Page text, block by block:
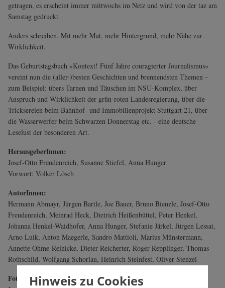
getragen, es erscheint immer mittwochs im Netz und wird von der taz am
Samstag gedruckt.
Anders schreiben. Mit mehr Mut, mehr Hintergrund, mehr Nähe zur
Wirklichkeit.
Das Geburtstagsbuch »Kontext! Fünf Jahre couragierter Journalismus«
vereint nun die (aller-)besten Geschichten und brennendsten Themen –
zum Beispiel: übers Tarnen und Täuschen im NSU-Komplex, über
Anspruch und Wirklichkeit der grün-roten Landesregierung, über die
Tricksereien beim Bahnhof- und Immobilienprojekt Stuttgart 21, über
die Wasserwerfer beim Schwarzen Donnerstag etc. - eine deutsche
Leselust der besonderen Art.
HerausgeberInnen:
Josef-Otto Freudenreich, Susanne Stiefel, Anna Hunger
Vorwort: Volker Lösch
AutorInnen:
Hermann Abmayr, Jürgen Bartle, Joe Bauer, Bruno Bienzle, Josef-Otto
Freudenreich, Meinrad Heck, Dietrich Heißenbüttel, Peter Henkel,
Johanna Henkel-Waidhofer, Anna Hunger, Stefanie Järkel, Jürgen Lessat,
Arno Luik, Anton Maegerle, Sandro Mattioli, Marius Münstermann,
Annette Ohme-Reinicke, Dieter Reicherter, Roger Repplinger, Thomas
Rothschild, Wolfgang Schorlau, Heinrich Steinfest, Oliver Stenzel
Fotos: Hinweis zu Cookies